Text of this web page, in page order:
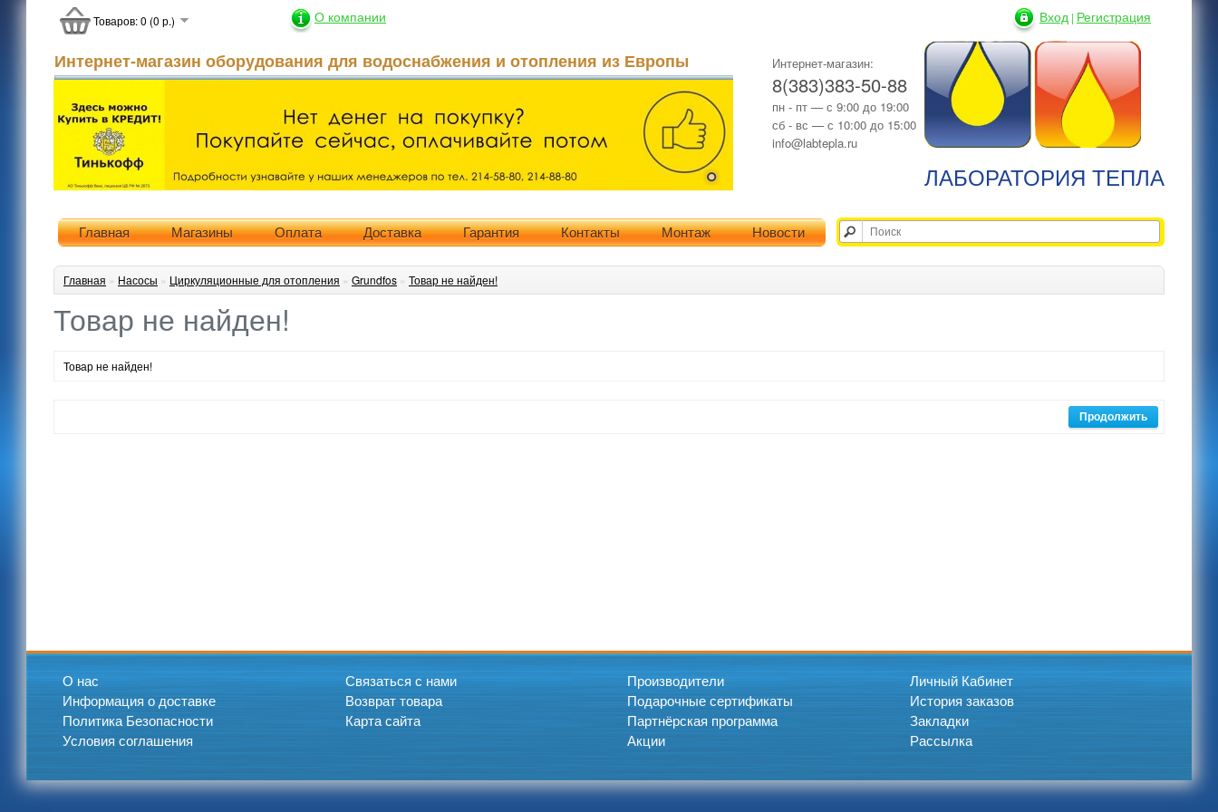
ЛАБОРАТОРИЯ ТЕПЛА
Интернет-магазин:
8(383)383-50-88
пн - пт — с 9:00 до 19:00
сб - вс — с 10:00 до 15:00
info@labtepla.ru
О компании
Интернет-магазин оборудования для водоснабжения и отопления из Европы
Товаров: 0 (0 р.) Вход | Регистрация
Главная Магазины Оплата Доставка Гарантия Контакты Монтаж Новости
Главная » Насосы » Циркуляционные для отопления » Grundfos » Товар не найден!
Товар не найден!
Товар не найден!
Продолжить
О нас
Информация о доставке
Политика Безопасности
Условия соглашения
Связаться с нами
Возврат товара
Карта сайта
Производители
Подарочные сертификаты
Партнёрская программа
Акции
Личный Кабинет
История заказов
Закладки
Рассылка